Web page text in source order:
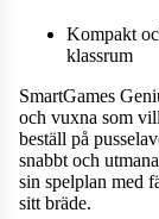
Kompakt
klassrum
SmartGames
och vuxna som
beställ på
snabbt och
sin spelplan med
sitt bräde.